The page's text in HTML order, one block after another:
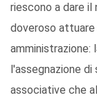
riescono a dare il
doveroso
amministrazione:
l'assegnazione
associative che